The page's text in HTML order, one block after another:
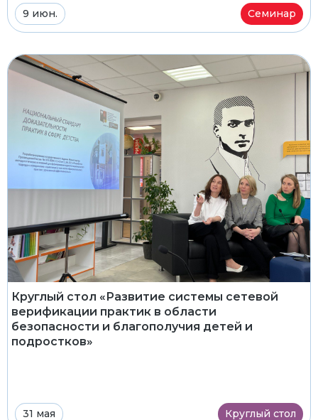
9 июн. Семинар
Круглый стол «Развитие системы сетевой
верификации практик в области
безопасности и благополучия детей и
подростков»
31 мая Круглый стол